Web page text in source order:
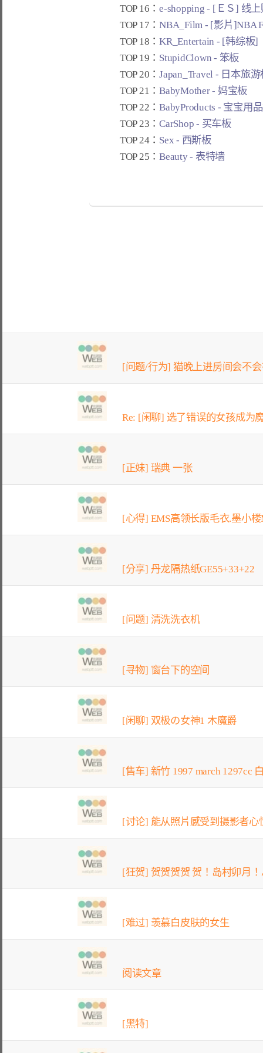
TOP 16：e-shopping - [ＥＳ] 线
TOP 17：NBA_Film - [影片]NBA
TOP 18：KR_Entertain - [韩综板]
TOP 19： StupidClown - 笨板
TOP 20：Japan_Travel - 日本旅游
TOP 21：BabyMother - 妈宝板
TOP 22：BabyProducts - 宝宝用
TOP 23：CarShop - 买车板
TOP 24： Sex - 西斯板
TOP 25：Beauty - 表特墙
[问题/行为] 猫晚上进房间会不
Re: [闲聊] 选了错误的女孩成为
[正妹] 瑞典 一张
[心得] EMS高领长版毛衣.墨小楼
[分享] 丹龙隔热纸GE55+33+22
[问题] 清洗洗衣机
[寻物] 窗台下的空间
[闲聊] 双极の女神1 木魔爵
[售车] 新竹 1997 march 1297cc
[讨论] 能从照片感受到摄影者心
[狂贺] 贺贺贺贺 贺！岛村卯月！
[难过] 羡慕白皮肤的女生
阅读文章
[黑特]